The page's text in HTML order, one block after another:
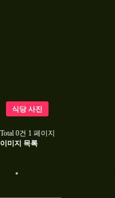
식당 사진
Total 0건 1 페이지
이미지 목록